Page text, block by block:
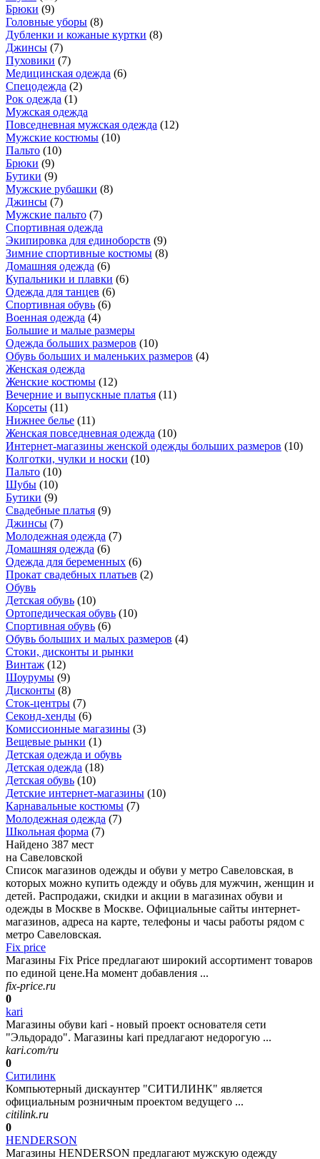
Брюки (9)
Головные уборы (8)
Дубленки и кожаные куртки (8)
Джинсы (7)
Пуховики (7)
Медицинская одежда (6)
Спецодежда (2)
Рок одежда (1)
Мужская одежда
Повседневная мужская одежда (12)
Мужские костюмы (10)
Пальто (10)
Брюки (9)
Бутики (9)
Мужские рубашки (8)
Джинсы (7)
Мужские пальто (7)
Спортивная одежда
Экипировка для единоборств (9)
Зимние спортивные костюмы (8)
Домашняя одежда (6)
Купальники и плавки (6)
Одежда для танцев (6)
Спортивная обувь (6)
Военная одежда (4)
Большие и малые размеры
Одежда больших размеров (10)
Обувь больших и маленьких размеров (4)
Женская одежда
Женские костюмы (12)
Вечерние и выпускные платья (11)
Корсеты (11)
Нижнее белье (11)
Женская повседневная одежда (10)
Интернет-магазины женской одежды больших размеров (10)
Колготки, чулки и носки (10)
Пальто (10)
Шубы (10)
Бутики (9)
Свадебные платья (9)
Джинсы (7)
Молодежная одежда (7)
Домашняя одежда (6)
Одежда для беременных (6)
Прокат свадебных платьев (2)
Обувь
Детская обувь (10)
Ортопедическая обувь (10)
Спортивная обувь (6)
Обувь больших и малых размеров (4)
Стоки, дисконты и рынки
Винтаж (12)
Шоурумы (9)
Дисконты (8)
Сток-центры (7)
Секонд-хенды (6)
Комиссионные магазины (3)
Вещевые рынки (1)
Детская одежда и обувь
Детская одежда (18)
Детская обувь (10)
Детские интернет-магазины (10)
Карнавальные костюмы (7)
Молодежная одежда (7)
Школьная форма (7)
Найдено 387 мест
на Савеловской
Список магазинов одежды и обуви у метро Савеловская, в
которых можно купить одежду и обувь для мужчин, женщин и
детей. Распродажи, скидки и акции в магазинах обуви и
одежды в Москве в Москве. Официальные сайты интернет-
магазинов, адреса на карте, телефоны и часы работы рядом с
метро Савеловская.
Fix price
Магазины Fix Price предлагают широкий ассортимент товаров
по единой цене.На момент добавления ...
fix-price.ru
0
kari
Магазины обуви kari - новый проект основателя сети
"Эльдорадо". Магазины kari предлагают недорогую ...
kari.com/ru
0
Ситилинк
Компьютерный дискаунтер "СИТИЛИНК" является
официальным розничным проектом ведущего ...
citilink.ru
0
HENDERSON
Магазины HENDERSON предлагают мужскую одежду